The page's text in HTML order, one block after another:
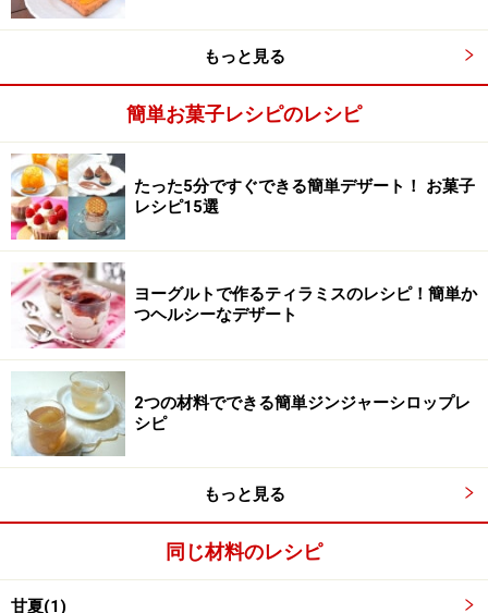
3
皮を洗う
甘夏の皮をストレーナーに入れ、水を換えながら、もみ
こむように洗います。水を換えて2回ほど洗います(苦く
ない方が好きな方は3回)。
もっと見る
簡単お菓子レシピのレシピ
たった5分ですぐできる簡単デザート！ お菓子
レシピ15選
ヨーグルトで作るティラミスのレシピ！簡単か
つヘルシーなデザート
2つの材料でできる簡単ジンジャーシロップレ
シピ
もっと見る
同じ材料のレシピ
甘夏(1)